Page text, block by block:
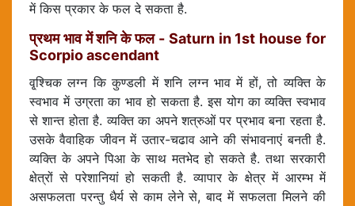
में किस प्रकार के फल दे सकता है.
प्रथम भाव में शनि के फल - Saturn in 1st house for
Scorpio ascendant
वृ्श्चिक लग्न कि कुण्डली में शनि लग्न भाव में हों, तो व्यक्ति के
स्वभाव में उग्रता का भाव हो सकता है. इस योग का व्यक्ति स्वभाव
से शान्त होता है. व्यक्ति का अपने शत्रुओं पर प्रभाव बना रहता है.
उसके वैवाहिक जीवन में उतार-चढाव आने की संभावनाएं बनती है.
व्यक्ति के अपने पिआ के साथ मतभेद हो सकते है. तथा सरकारी
क्षेत्रों से परेशानियां हो सकती है. व्यापार के क्षेत्र में आरम्भ में
असफलता परन्तु धैर्य से काम लेने से, बाद में सफलता मिलने की